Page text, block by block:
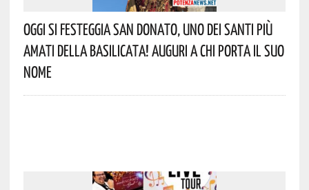
Oggi Si Festeggia San Donato, Uno Dei Santi Più
Amati Della Basilicata! Auguri A Chi Porta Il Suo
Nome